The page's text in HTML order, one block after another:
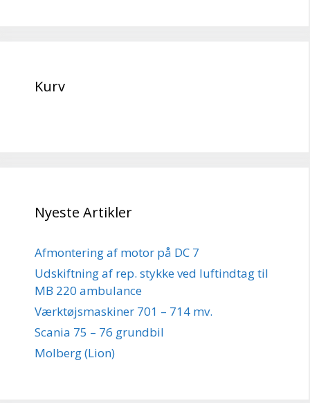
Kurv
Nyeste Artikler
Afmontering af motor på DC 7
Udskiftning af rep. stykke ved luftindtag til
MB 220 ambulance
Værktøjsmaskiner 701 – 714 mv.
Scania 75 – 76 grundbil
Molberg (Lion)